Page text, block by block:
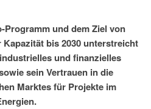
Programm und dem Ziel von
bis 2030 unterstreicht
und finanzielles
sein Vertrauen in die
Marktes für Projekte im